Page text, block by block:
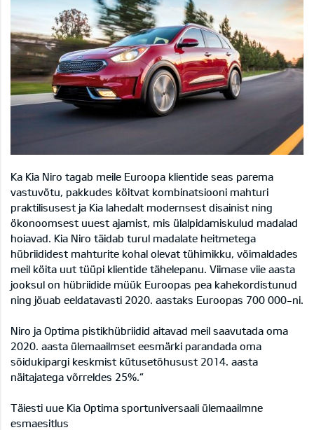
Ka Kia Niro tagab meile Euroopa klientide seas parema
vastuvõtu, pakkudes köitvat kombinatsiooni mahturi
praktilisusest ja Kia lahedalt modernsest disainist ning
ökonoomsest uuest ajamist, mis ülalpidamiskulud madalad
hoiavad. Kia Niro täidab turul madalate heitmetega
hübriididest mahturite kohal olevat tühimikku, võimaldades
meil köita uut tüüpi klientide tähelepanu. Viimase viie aasta
jooksul on hübriidide müük Euroopas pea kahekordistunud
ning jõuab eeldatavasti 2020. aastaks Euroopas 700 000-ni.
Niro ja Optima pistikhübriidid aitavad meil saavutada oma
2020. aasta ülemaailmset eesmärki parandada oma
sõidukipargi keskmist kütusetõhusust 2014. aasta
näitajatega võrreldes 25%.“
Täiesti uue Kia Optima sportuniversaali ülemaailmne
esmaesitlus